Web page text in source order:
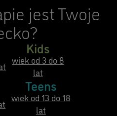
jest Twoje
Kids
wiek od 3 do 8
lat
Teens
wiek od 13 do 18
lat